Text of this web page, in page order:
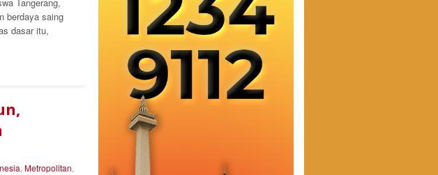
berdaya saing
dasar itu,
, Metropolitan,